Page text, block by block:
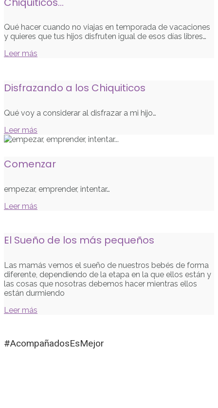
Qué hacer cuando no viajas en temporada de vacaciones
y quieres que tus hijos disfruten igual de esos días libres…
Leer más
Disfrazando a los Chiquiticos
Qué voy a considerar al disfrazar a mi hijo…
Leer más
Comenzar
empezar, emprender, intentar…
Leer más
El Sueño de los más pequeños
Las mamás vemos el sueño de nuestros bebés de forma
diferente, dependiendo de la etapa en la que ellos están y
las cosas que nosotras debemos hacer mientras ellos
están durmiendo
Leer más
#AcompañadosEsMejor